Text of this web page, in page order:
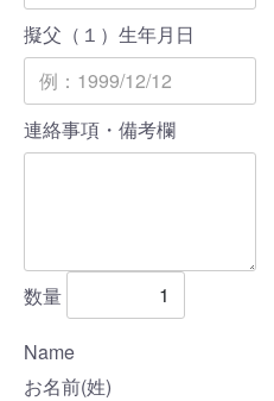
擬父（１）生年月日
連絡事項・備考欄
数量
Name
お名前(姓)